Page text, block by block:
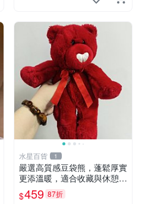
水星百貨 1
嚴選高質感豆袋熊，蓬鬆厚實
更添溫暖，適合收藏與休憩。
前胸填充飽滿，背部亦具優雅
設計。 豆袋熊 保暖 溫柔 蓬
$459 87折